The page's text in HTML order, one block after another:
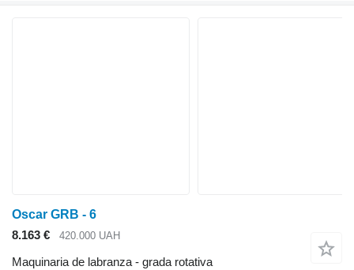
Oscar GRB - 6
8.163 €
420.000 UAH
Maquinaria de labranza - grada rotativa